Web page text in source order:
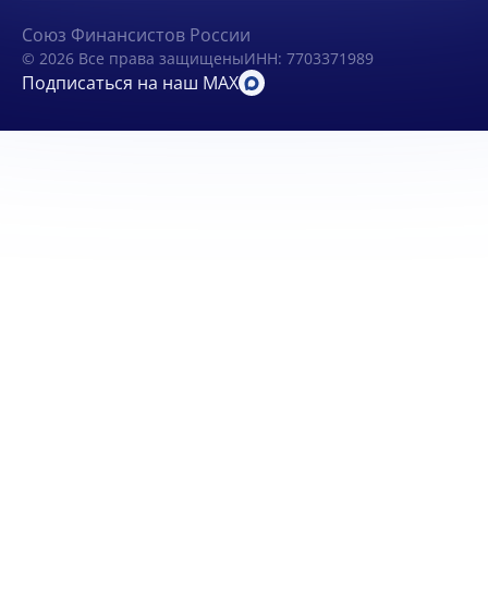
Союз Финансистов России
© 2026 Все права защищеныИНН: 7703371989
Подписаться на наш MAX